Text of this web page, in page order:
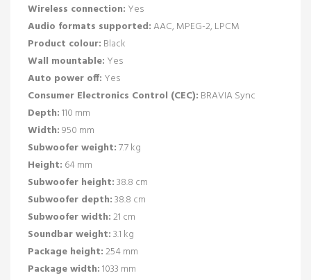
Wireless connection: Yes
Audio formats supported:AAC, MPEG-2, LPCM
Product colour: Black
Wall mountable: Yes
Auto power off: Yes
Consumer Electronics Control (CEC): BRAVIA Sync
Depth:110 mm
Width:950 mm
Subwoofer weight:7.7 kg
Height: 64 mm
Subwoofer height:38.8 cm
Subwoofer depth:38.8 cm
Subwoofer width:21 cm
Soundbar weight:3.1 kg
Package height:254 mm
Package width:1033 mm